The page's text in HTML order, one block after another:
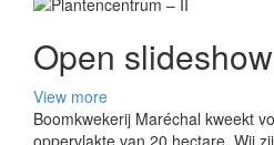
Open slideshow
View more
Boomkwekerij Maréchal kweekt
oppervlakte van 20 hectare. Wij